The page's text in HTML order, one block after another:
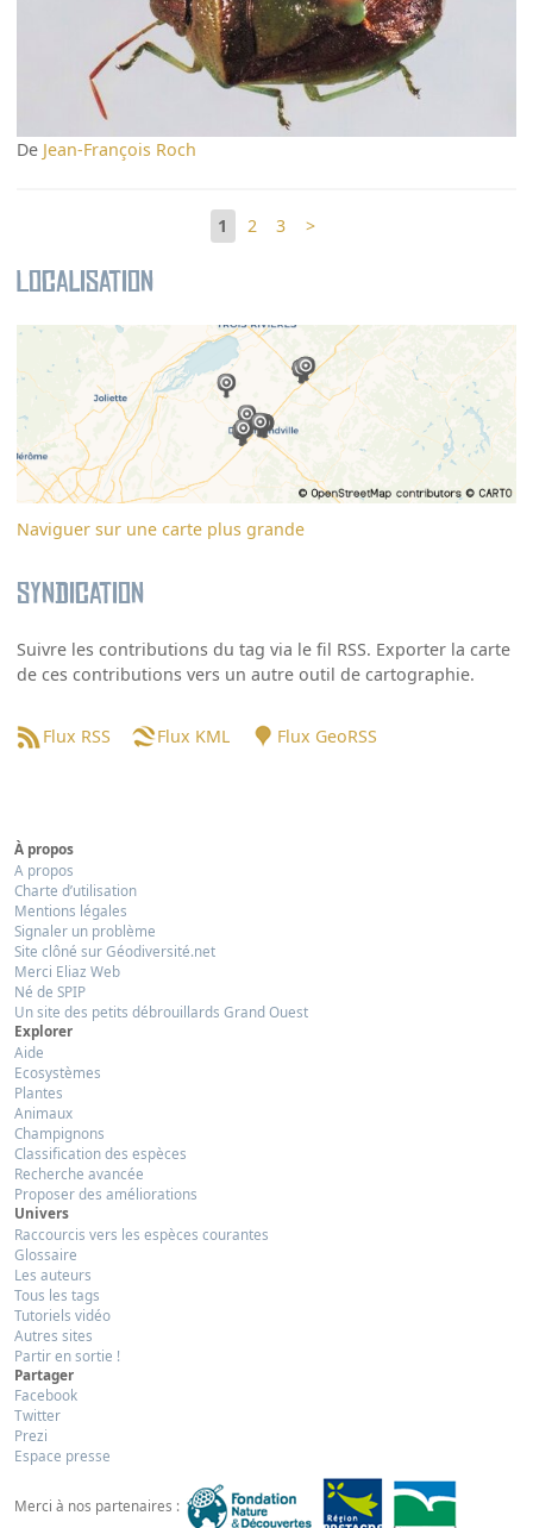
De Jean-François Roch
1 2 3 >
Localisation
Naviguer sur une carte plus grande
Syndication
Suivre les contributions du tag via le fil RSS. Exporter la carte
de ces contributions vers un autre outil de cartographie.
Flux RSS Flux KML Flux GeoRSS
À propos
A propos
Charte d’utilisation
Mentions légales
Signaler un problème
Site clôné sur Géodiversité.net
Merci Eliaz Web
Né de SPIP
Un site des petits débrouillards Grand Ouest
Explorer
Aide
Ecosystèmes
Plantes
Animaux
Champignons
Classification des espèces
Recherche avancée
Proposer des améliorations
Univers
Raccourcis vers les espèces courantes
Glossaire
Les auteurs
Tous les tags
Tutoriels vidéo
Autres sites
Partir en sortie !
Partager
Facebook
Twitter
Prezi
Espace presse
Merci à nos partenaires :